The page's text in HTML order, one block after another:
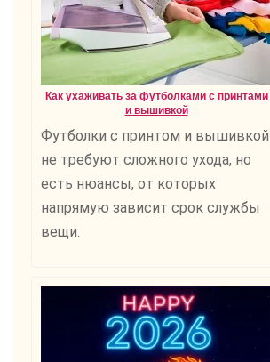
Как ухаживать за футболками с принтами
и вышивкой
Футболки с принтом и вышивкой
не требуют сложного ухода, но
есть нюансы, от которых
напрямую зависит срок службы
вещи.